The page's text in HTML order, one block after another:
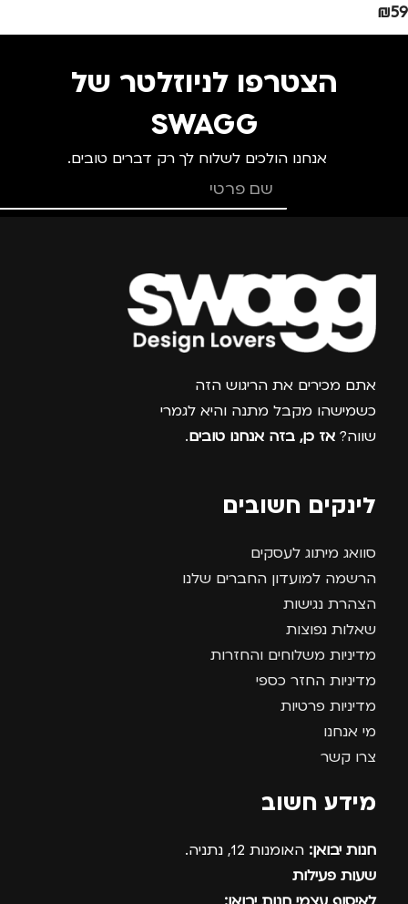
₪59
הצטרפו לניוזלטר של
SWAGG
אנחנו הולכים לשלוח לך רק דברים טובים.
צרפו אותי למועדון
אתם מכירים את הריגוש הזה
כשמישהו מקבל מתנה והיא לגמרי
שווה? אז כן, בזה אנחנו טובים.
לינקים חשובים
סוואג מיתוג לעסקים
הרשמה למועדון החברים שלנו
הצהרת נגישות
שאלות נפוצות
מדיניות משלוחים והחזרות
מדיניות החזר כספי
מדיניות פרטיות
מי אנחנו
צרו קשר
מידע חשוב
חנות יבואן: האומנות 12, נתניה.
שעות פעילות